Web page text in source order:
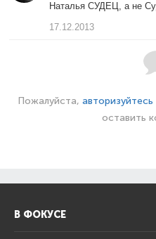
Наталья СУДЕЦ, а не
17.12.2013
Пожалуйста, авторизуйтесь
оставить
В ФОКУСЕ